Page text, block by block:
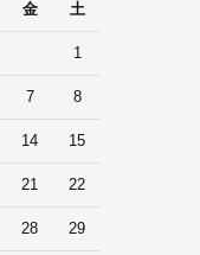
金 土
1
7 8
14 15
21 22
28 29